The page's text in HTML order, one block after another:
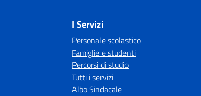
I Servizi
Personale scolastico
Famiglie e studenti
Percorsi di studio
Tutti i servizi
Albo Sindacale